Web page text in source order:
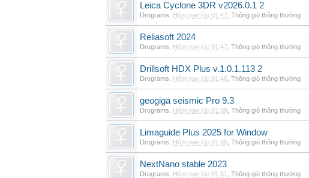
Leica Cyclone 3DR v2026.0.1 2
Drograms Hôm nay lúc 01:47 Thông gió thông thường
Reliasoft 2024
Drograms Hôm nay lúc 01:47 Thông gió thông thường
Drillsoft HDX Plus v.1.0.1.113 2
Drograms Hôm nay lúc 01:46 Thông gió thông thường
geogiga seismic Pro 9.3
Drograms Hôm nay lúc 01:39 Thông gió thông thường
Limaguide Plus 2025 for Window
Drograms Hôm nay lúc 01:35 Thông gió thông thường
NextNano stable 2023
Drograms Hôm nay lúc 01:31 Thông gió thông thường